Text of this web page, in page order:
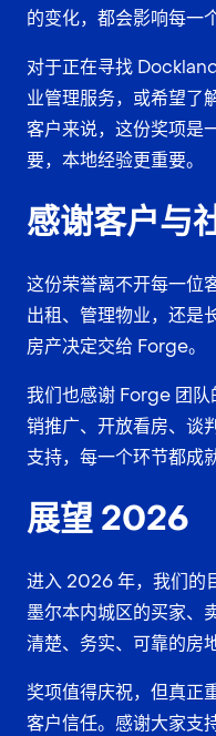
的变化，都会影响每一
对于正在寻找
业管理服务，或希望了
客户来说，这份奖项是
要，本地经验更重要。
感谢客户与
这份荣誉离不开每一位
出租、管理物业，还是
房产决定交给 Forge。
我们也感谢 Forge 团队
销推广、开放看房、谈
支持，每一个环节都成
展望 2026
进入 2026 年，我们的
墨尔本内城区的买家、
清楚、务实、可靠的房
奖项值得庆祝，但真正
客户信任。感谢大家支